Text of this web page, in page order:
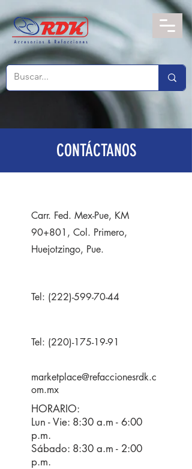
CONTÁCTANOS
Carr. Fed. Mex-Pue, KM
90+801, Col. Primero,
Huejotzingo, Pue.
Tel: (222)-599-70-44
Tel: (220)-175-19-91
marketplace@refaccionesrdk.c
om.mx
HORARIO:
Lun - Vie: 8:30 a.m - 6:00
p.m.
Sábado: 8:30 a.m - 2:00
p.m.